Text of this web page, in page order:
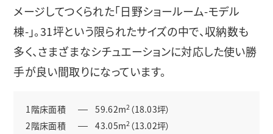
メージしてつくられた「日野ショールーム-モデル
棟-」。31坪という限られたサイズの中で、収納数も
多く、さまざまなシチュエーションに対応した使い勝
手が良い間取りになっています。
1階床面積 59.62m2 （18.03坪）
2階床面積
43.05m2 （13.02坪）